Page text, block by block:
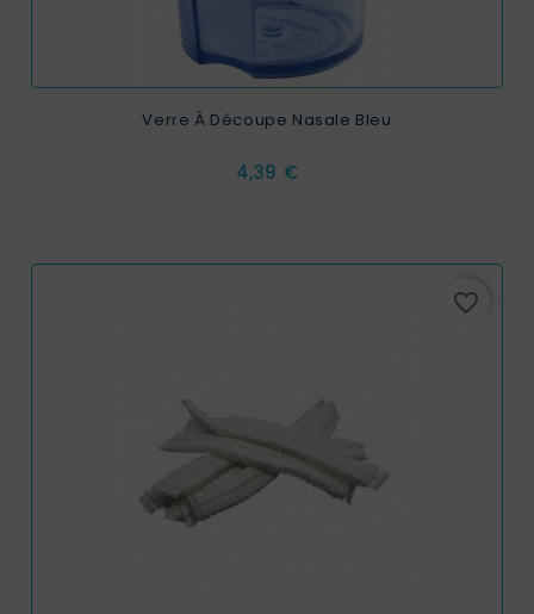
Verre À Découpe Nasale Bleu
Prix
4,39 €
favorite_border